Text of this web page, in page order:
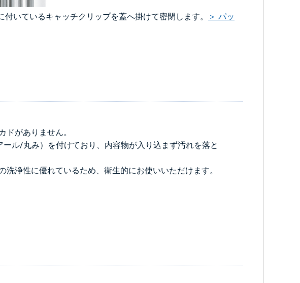
いているキャッチクリップを蓋へ掛けて密閉します。
＞ パッ
ドがありません。
ール/丸み）を付けており、内容物が入り込まず汚れを落と
洗浄性に優れているため、衛生的にお使いいただけます。